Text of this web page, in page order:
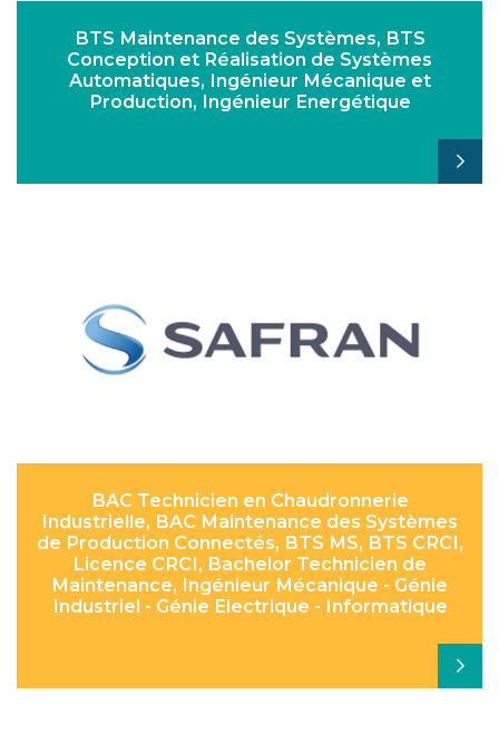
BTS Maintenance des Systèmes, BTS
Conception et Réalisation de Systèmes
Automatiques, Ingénieur Mécanique et
Production, Ingénieur Energétique
BAC Technicien en Chaudronnerie
Industrielle, BAC Maintenance des Systèmes
de Production Connectés, BTS MS, BTS CRCI,
Licence CRCI, Bachelor Technicien de
Maintenance, Ingénieur Mécanique - Génie
Industriel - Génie Electrique - Informatique